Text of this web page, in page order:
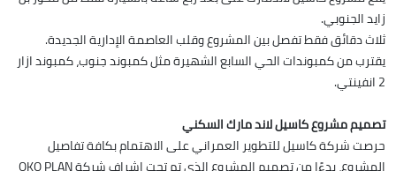
زايد الجنوبي.
ثلاث دقائق فقط تفصل بين المشروع وقلب العاصمة الإدارية الجديدة.
يقترب من كمبوندات الحي السابع الشهيرة مثل كمبوند جنوب، كمبوند ازار
2 انفينتي.
تصميم مشروع كاسيل لاند مارك السكني
حرصت شركة كاسيل للتطوير العمراني على الاهتمام بكافة تفاصيل
المشروع، بدءًا من تصميم المشروع الذي تم تحت إشراف شركة OKO PLAN